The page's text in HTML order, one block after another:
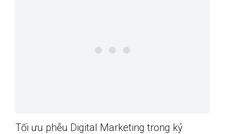
Tối ưu phễu Digital Marketing trong kỷ